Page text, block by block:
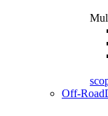
Off-Road